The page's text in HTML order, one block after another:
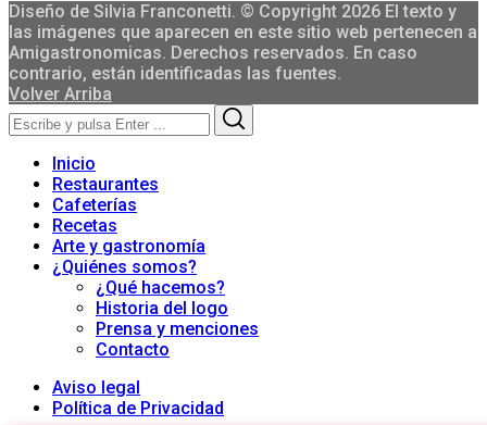
Diseño de Silvia Franconetti. © Copyright 2026 El texto y
las imágenes que aparecen en este sitio web pertenecen a
Amigastronomicas. Derechos reservados. En caso
contrario, están identificadas las fuentes.
Volver Arriba
Search
for:
Inicio
Restaurantes
Cafeterías
Recetas
Arte y gastronomía
¿Quiénes somos?
¿Qué hacemos?
Historia del logo
Prensa y menciones
Contacto
Aviso legal
Política de Privacidad